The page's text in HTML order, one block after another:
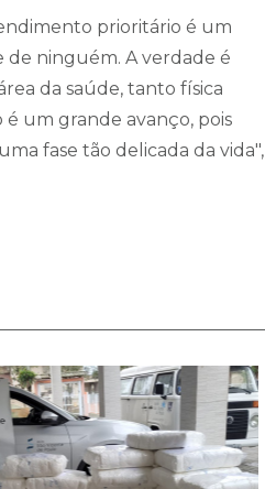
prioritário é um
de ninguém. A verdade é
da saúde, tanto física
um grande avanço, pois
fase tão delicada da vida",